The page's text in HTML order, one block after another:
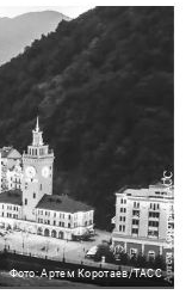
Фото: Артем Коротаев/ТАСС